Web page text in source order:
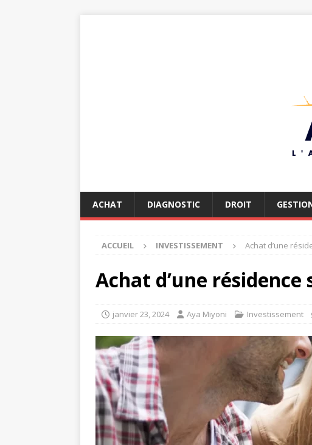
ACHAT DIAGNOSTIC DROIT
ACCUEIL INVESTISSEMENT Achat d’une
Achat d’une
janvier 23, 2024 Aya Miyoni Investissement